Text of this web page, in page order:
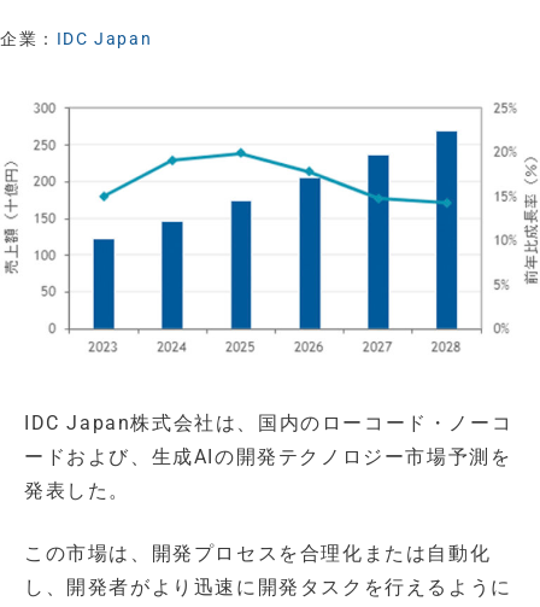
企業： IDC Japan
IDC Japan株式会社は、国内のローコード・ノーコ
ードおよび、生成AIの開発テクノロジー市場予測を
発表した。
この市場は、開発プロセスを合理化または自動化
し、開発者がより迅速に開発タスクを行えるように